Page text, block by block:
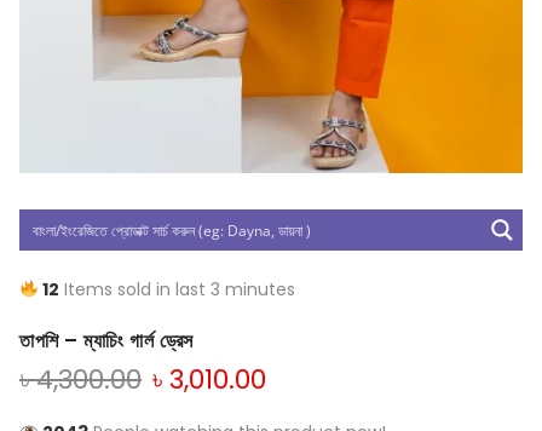
12 Items sold in last 3 minutes
তাপশি – ম্যাচিং গার্ল ড্রেস
৳4,300.00 ৳ 3,010.00